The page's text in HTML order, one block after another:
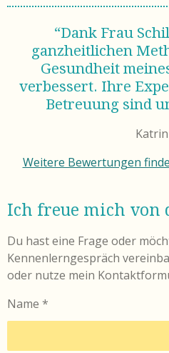
“Dank Frau
ganzheitlichen
Gesundheit
verbessert. Ihre
Betreuung sind
Weitere Bewertungen
Ich freue mich von
Du hast eine Frage oder
Kennenlerngespräch
oder nutze mein
Name *